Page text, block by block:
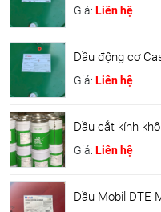
Giá: Liên hệ
Dầu động cơ
Giá: Liên hệ
Dầu cắt kính
Giá: Liên hệ
Dầu Mobil DTE